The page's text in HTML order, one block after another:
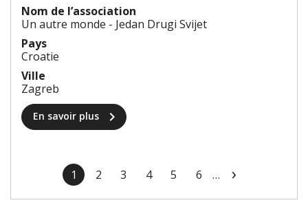
Nom de l’association
Un autre monde - Jedan Drugi Svijet
Pays
Croatie
Ville
Zagreb
En savoir plus chevron_right
Pagination
Page
courante
1
Page
2
Page
3
Page
4
Page
5
Page
6 … ›